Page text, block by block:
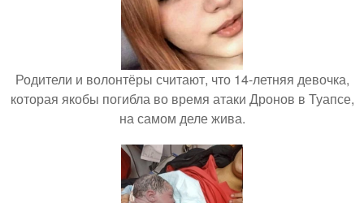
Родители и волонтёры считают, что 14-летняя девочка,
которая якобы погибла во время атаки Дронов в Туапсе,
на самом деле жива.